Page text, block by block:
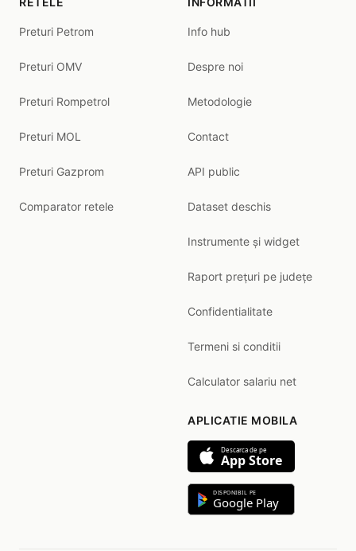
Preturi Petrom
Preturi OMV
Preturi Rompetrol
Preturi MOL
Preturi Gazprom
Comparator retele
Info hub
Despre noi
Metodologie
Contact
API public
Dataset deschis
Instrumente și widget
Raport prețuri pe județe
Confidentialitate
Termeni si conditii
Calculator salariu net
APLICATIE MOBILA
Descarca de pe
App Store
DISPONIBIL PE
Google Play